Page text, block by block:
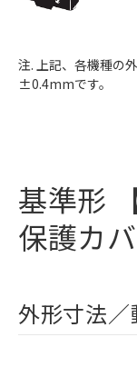
注. 上記、各機種の
±0.4mmです。
基準形
保護カ
外形寸法